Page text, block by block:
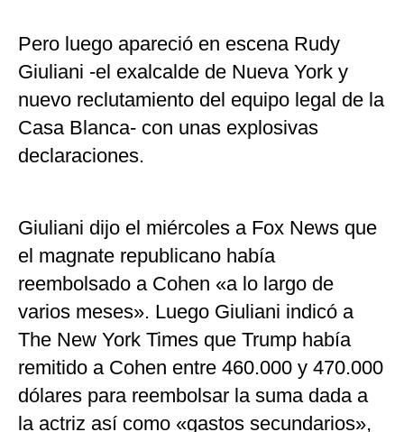
Pero luego apareció en escena Rudy
Giuliani -el exalcalde de Nueva York y
nuevo reclutamiento del equipo legal de la
Casa Blanca- con unas explosivas
declaraciones.
Giuliani dijo el miércoles a Fox News que
el magnate republicano había
reembolsado a Cohen «a lo largo de
varios meses». Luego Giuliani indicó a
The New York Times que Trump había
remitido a Cohen entre 460.000 y 470.000
dólares para reembolsar la suma dada a
la actriz así como «gastos secundarios»,